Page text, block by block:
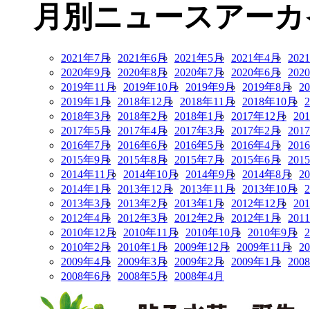
月別ニュースアー
2021年7月 2021年6月 2021年5月 2021年4月
2020年9月
2020年8月 2020年7月 2020年6月
2019年11月
2019年10月 2019年9月 2019年8月
2019年1月
2018年12月 2018年11月 2018年10月
2018年3月
2018年2月 2018年1月 2017年12月
2017年5月
2017年4月 2017年3月 2017年2月
2016年7月
2016年6月 2016年5月 2016年4月
2015年9月
2015年8月 2015年7月 2015年6月
2014年11月
2014年10月 2014年9月 2014年8月
2014年1月
2013年12月 2013年11月 2013年10月
2013年3月
2013年2月 2013年1月 2012年12月
2012年4月
2012年3月 2012年2月 2012年1月
2010年12月
2010年11月 2010年10月 2010年9月
2010年2月
2010年1月 2009年12月 2009年11月
2009年4月
2009年3月 2009年2月 2009年1月
2008年6月
2008年5月 2008年4月